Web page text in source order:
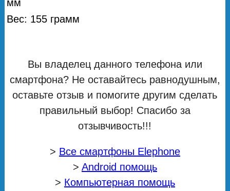
мм
Вес: 155 грамм
Вы владелец данного телефона или
смартфона? Не оставайтесь равнодушным,
оставьте отзыв и помогите другим сделать
правильный выбор! Спасибо за
отзывчивость!!!
> Все смартфоны Elephone
> Android помощь
> Компьютерная помощь